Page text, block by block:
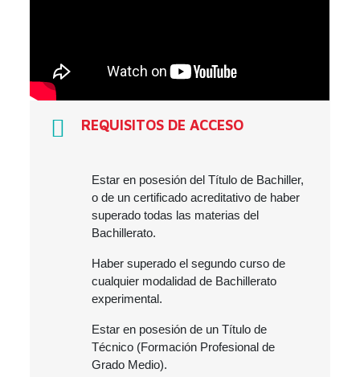
REQUISITOS DE ACCESO
Estar en posesión del Título de Bachiller,
o de un certificado acreditativo de haber
superado todas las materias del
Bachillerato.
Haber superado el segundo curso de
cualquier modalidad de Bachillerato
experimental.
Estar en posesión de un Título de
Técnico (Formación Profesional de
Grado Medio).